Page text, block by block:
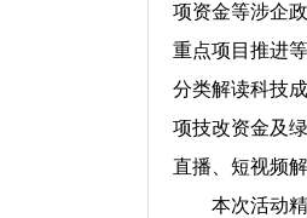
项资金等涉企
重点项目推进
分类解读科技
项技改资金及
直播、短视频
本次活动精准